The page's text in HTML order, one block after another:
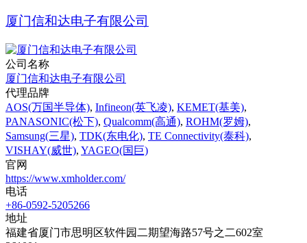
厦门信和达电子有限公司
公司名称
厦门信和达电子有限公司
代理品牌
AOS(万国半导体), Infineon(英飞凌), KEMET(基美),
PANASONIC(松下), Qualcomm(高通), ROHM(罗姆),
Samsung(三星), TDK(东电化), TE Connectivity(泰科),
VISHAY(威世), YAGEO(国巨)
官网
https://www.xmholder.com/
电话
+86-0592-5205266
地址
福建省厦门市思明区软件园二期望海路57号之二602室